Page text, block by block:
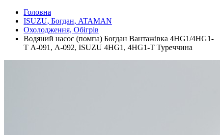
Головна
ISUZU, Богдан, ATAMAN
Охолодження, Обігрів
Водяний насос (помпа) Богдан Вантажівка 4HG1/4HG1-
T А-091, А-092, ISUZU 4HG1, 4HG1-T Туреччина